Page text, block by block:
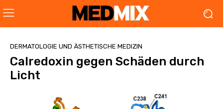
DERMATOLOGIE UND ÄSTHETISCHE MEDIZIN
Calredoxin gegen Schäden durch
Licht